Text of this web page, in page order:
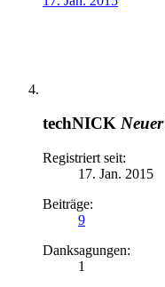
techNICK
Registriert seit:
17. Jan. 2015
Beiträge:
9
Danksagungen:
1